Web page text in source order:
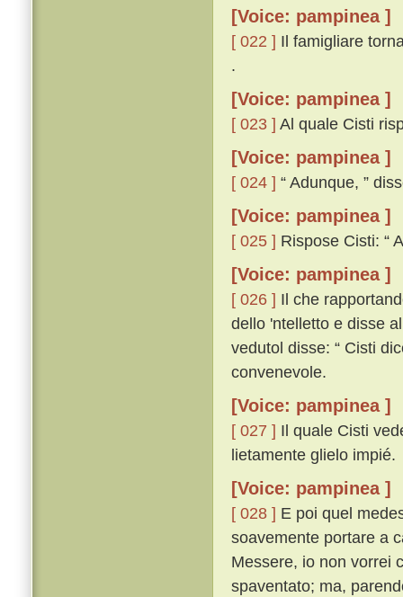
[Voice: pampinea ]
[ 022 ] Il famigliare
.
[Voice: pampinea ]
[ 023 ] Al quale Cisti
[Voice: pampinea ]
[ 024 ] “ Adunque, ”
[Voice: pampinea ]
[ 025 ] Rispose Cisti: “
[Voice: pampinea ]
[ 026 ] Il che
dello 'ntelletto e disse
vedutol disse: “ Cisti
convenevole.
[Voice: pampinea ]
[ 027 ] Il quale Cisti
lietamente glielo impié.
[Voice: pampinea ]
[ 028 ] E poi quel
soavemente portare a
Messere, io non vorrei
spaventato; ma,